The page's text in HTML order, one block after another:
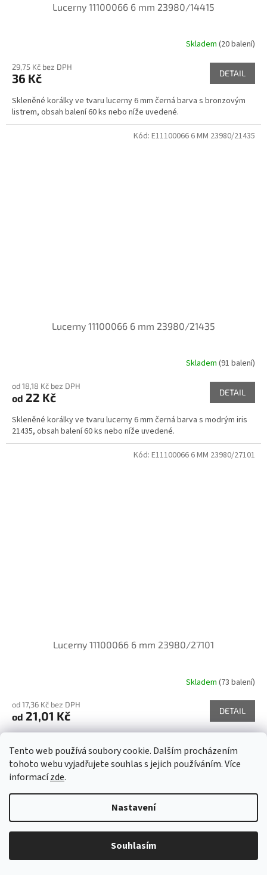
Tento web používá soubory cookie. Dalším procházením
tohoto webu vyjadřujete souhlas s jejich používáním. Více
informacízde.
Nastavení
Souhlasím
Lucerny 11100066 6 mm 23980/14415
Skladem (20 balení)
29,75 Kč bez DPH
36 Kč DETAIL
Skleněné korálky ve tvaru lucerny 6 mm černá barva s bronzovým
listrem, obsah balení 60 ks nebo níže uvedené.
Lucerny 11100066 6 mm 23980/21435
Skladem (91 balení)
od 18,18 Kč bez DPH
od 22 Kč DETAIL
Skleněné korálky ve tvaru lucerny 6 mm černá barva s modrým iris
21435, obsah balení 60 ks nebo níže uvedené.
Kód: E11100066 6 MM 23980/21435
Lucerny 11100066 6 mm 23980/27101
Skladem (73 balení)
od 17,36 Kč bez DPH
od 21,01 Kč DETAIL
barvě s pokovem 27101, obsah balení 60 ks nebo níže uvedené.
Kód: E11100066 6 MM 23980/27101